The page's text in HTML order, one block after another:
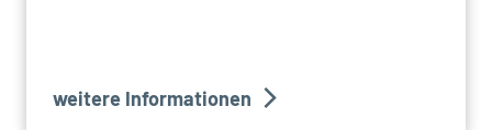
weitere Informationen